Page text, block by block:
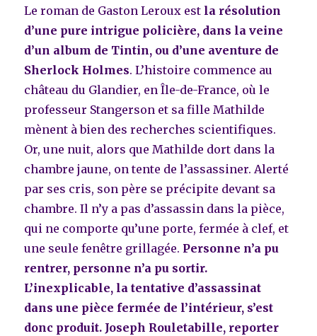
Le roman de Gaston Leroux est la résolution
d’une pure intrigue policière, dans la veine
d’un album de Tintin, ou d’une aventure de
Sherlock Holmes. L’histoire commence au
château du Glandier, en Île-de-France, où le
professeur Stangerson et sa fille Mathilde
mènent à bien des recherches scientifiques.
Or, une nuit, alors que Mathilde dort dans la
chambre jaune, on tente de l’assassiner. Alerté
par ses cris, son père se précipite devant sa
chambre. Il n’y a pas d’assassin dans la pièce,
qui ne comporte qu’une porte, fermée à clef, et
une seule fenêtre grillagée. Personne n’a pu
rentrer, personne n’a pu sortir.
L’inexplicable, la tentative d’assassinat
dans une pièce fermée de l’intérieur, s’est
donc produit. Joseph Rouletabille, reporter